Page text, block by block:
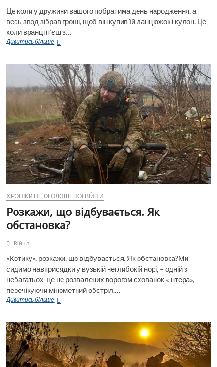
Це коли у дружини вашого побратима день народження, а
весь звод зібрав гроші, щоб він купив їй ланцюжок і кулон. Це
коли вранці п’єш з…
Дивитись більшеЩО
СЛОВАМИ
ВІЙСЬКОВОГО?
ХРОНІКИ НЕ ОГОЛОШЕНОЇ ВІЙНИ
Розкажи, що відбувається. Як
обстановка?
Війна
«Котику», розкажи, що відбувається. Як обстановка?Ми
сидимо навприсядки у вузькій неглибокій норі, – одній з
небагатьох ще не розвалених ворогом схованок «Інтера»,
перечікуючи мінометний обстріл.…
Дивитись більшеРозкажи,
Як
обстановка?